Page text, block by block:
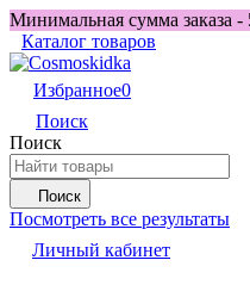
Минимальная сумма заказа -
Каталог товаров
Избранное0
Поиск
Поиск
Поиск
Посмотреть все результаты
Личный кабинет